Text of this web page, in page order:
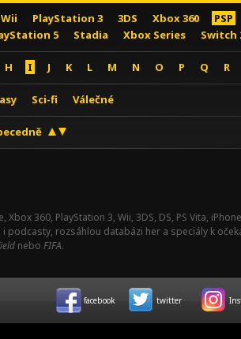
Wii PlayStation 3 3DS Xbox 360 PSP
5 Stadia Xbox Series Switch
H I J K L M N O P Q R
Sci-fi Válečné
Xbox 360, PlayStation 3, Wii, 3DS, DS, PS Vita,
podcasty, rozsáhlou databázi her a speciály k
nebo FIFA.
facebook twitter